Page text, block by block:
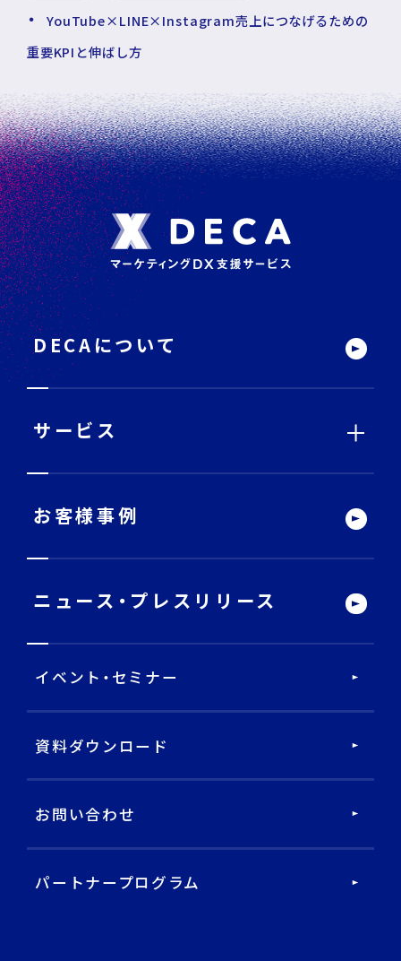
YouTube×LINE×Instagram売上につなげるための
重要KPIと伸ばし方
フ
ッ
タ
ー
サ
イ
ト
内
DECAについて
サービス
サービストップ
戦略・分析・実行 支援
DECA Marketing Agent
DECA Service Agent
データ基盤・マーケティングツール
DECA オンライン接客
お客様事例
ニュース・ プレスリリース
イベント・セミナー
資料ダウンロード
お問い合わせ
パートナープログラム